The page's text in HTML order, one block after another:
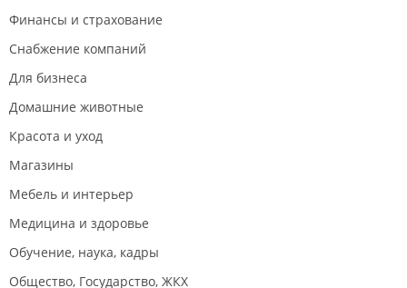
Финансы и страхование
Снабжение компаний
Для бизнеса
Домашние животные
Красота и уход
Магазины
Мебель и интерьер
Медицина и здоровье
Обучение, наука, кадры
Общество, Государство, ЖКХ